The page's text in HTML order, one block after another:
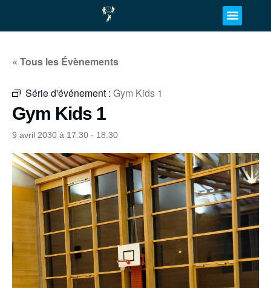
« Tous les Évènements
Série d'événement : Gym Kids 1
Gym Kids 1
9 avril 2030 à 17:30 - 18:30